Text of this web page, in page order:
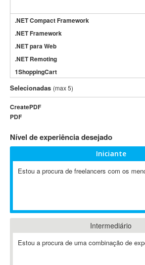
.NET Compact Framework
.NET Framework
.NET para Web
.NET Remoting
1ShoppingCart
3DS Max
3GSM
4D Dimension
A&P
A-GPS
A2Billing
AAUS Scientific Diver
Abaqus
ABIS
Selecionadas (max 5)
CreatePDF
PDF
Nível de experiência desejado
Iniciante
Estou a procura de freelancers com os
Intermediário
Estou a procura de uma combinação de